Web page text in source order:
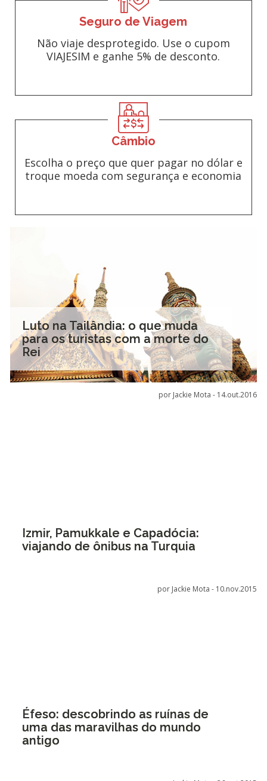
Seguro de Viagem
Não viaje desprotegido. Use o cupom
VIAJESIM e ganhe 5% de desconto.
Câmbio
Escolha o preço que quer pagar no dólar e
troque moeda com segurança e economia
Luto na Tailândia: o que muda
para os turistas com a morte do
Rei
por Jackie Mota - 14.out.2016
Izmir, Pamukkale e Capadócia:
viajando de ônibus na Turquia
por Jackie Mota - 10.nov.2015
Éfeso: descobrindo as ruínas de
uma das maravilhas do mundo
antigo